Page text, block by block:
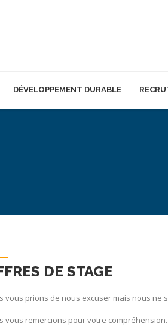
DÉVELOPPEMENT DURABLE
DE STAGE
vous prions de nous excuser mais nous ne
vous remercions pour votre compréhension.